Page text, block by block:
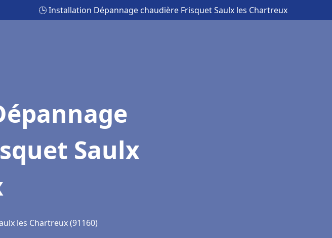
🕒 Installation Dépannage chaudière Frisquet Saulx les Chartreux
Saulx
les Chartreux (91160)